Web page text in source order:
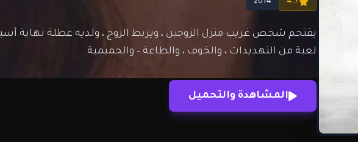
4.7
2014
يقتحم شخص غريب منزل الزوجين ، ويربط الزوج ، ولديه عطلة نهاية
لعبة من التهديدات ، والخوف ، والطاعة – والحميمية.
المشاهدة والتحميل